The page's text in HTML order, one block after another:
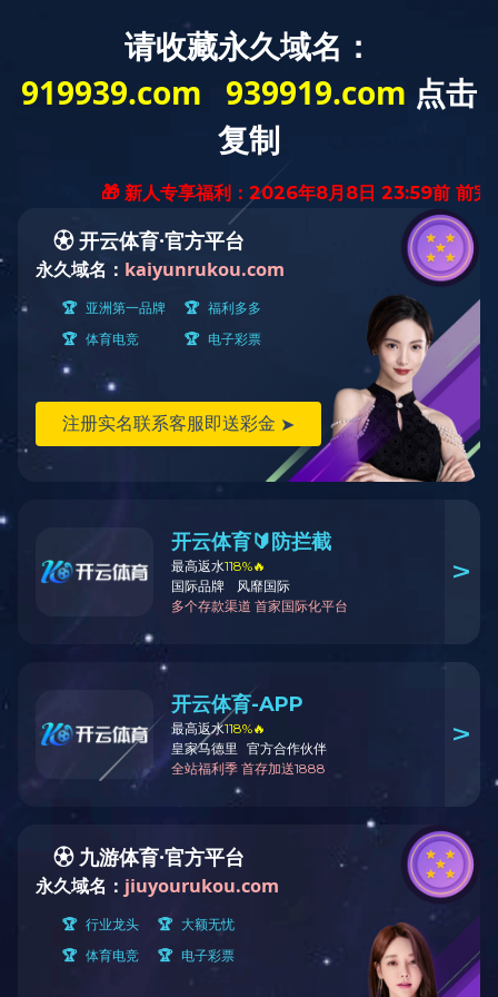
虚拟试验
当今，主流的CAE软件均为国外大型商
用软件，典型的有：MSC.NASTRAN、
试验与仿真数据管
通常情况下，仿真
部门，相互之间缺
践证明，仿真和试